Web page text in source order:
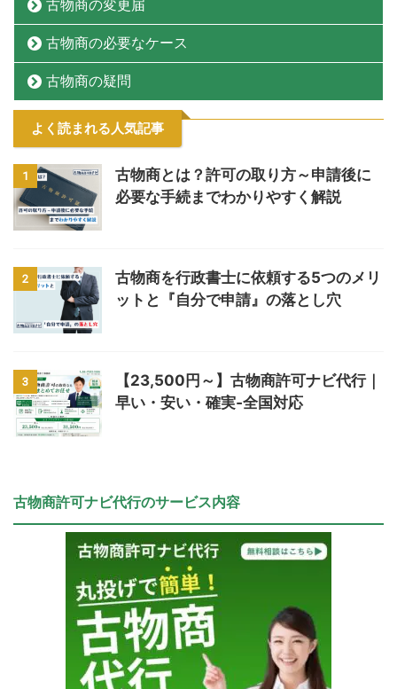
古物商の変更届
古物商の必要なケース
古物商の疑問
よく読まれる人気記事
1
古物商とは？許可の取り方～申請後に
必要な手続までわかりやすく解説
2
古物商を行政書士に依頼する5つのメリ
ットと『自分で申請』の落とし穴
3
【23,500円～】古物商許可ナビ代行｜
早い・安い・確実‐全国対応
古物商許可ナビ代行のサービス内容